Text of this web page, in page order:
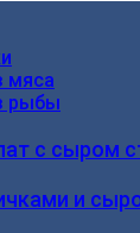
мяса
рыбы
с сыром
и